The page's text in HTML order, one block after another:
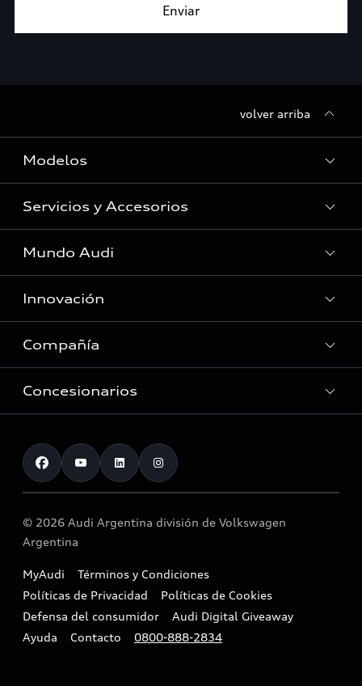
volver arriba
Modelos
Todos los modelos
Vehículos en stock
Servicios y Accesorios
Servicios al cliente
Asistencia Audi
Red de Servicio Oficial
Accesorios originales Audi
Consultas Recall
Mundo Audi
Audi Lounge
Audi Driving Center
Innovación
E-movilidad
Tecnología
Audi Sport
Compañía
Ventas Corporativas
Historia
Concesionarios
Nuestros servicios
Red de Concesionarios
© 2026 Audi Argentina división de Volkswagen
Argentina
MyAudi
Términos y Condiciones
Políticas de Privacidad
Políticas de Cookies
Defensa del consumidor
Audi Digital Giveaway
Ayuda
Contacto 0800-888-2834